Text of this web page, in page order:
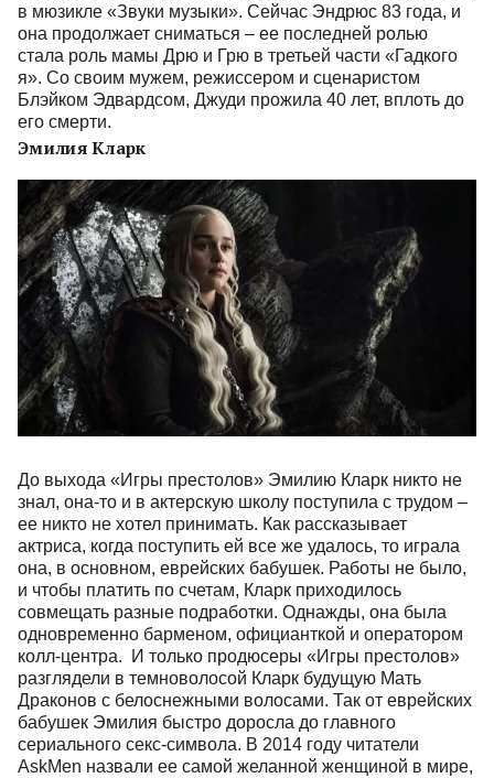
в мюзикле «Звуки музыки». Сейчас Эндрюс 83 года, и
она продолжает сниматься – ее последней ролью
стала роль мамы Дрю и Грю в третьей части «Гадкого
я». Со своим мужем, режиссером и сценаристом
Блэйком Эдвардсом, Джуди прожила 40 лет, вплоть до
его смерти.
Эмилия Кларк
До выхода «Игры престолов» Эмилию Кларк никто не
знал, она-то и в актерскую школу поступила с трудом –
ее никто не хотел принимать. Как рассказывает
актриса, когда поступить ей все же удалось, то играла
она, в основном, еврейских бабушек. Работы не было,
и чтобы платить по счетам, Кларк приходилось
совмещать разные подработки. Однажды, она была
одновременно барменом, официанткой и оператором
колл-центра. И только продюсеры «Игры престолов»
разглядели в темноволосой Кларк будущую Мать
Драконов с белоснежными волосами. Так от еврейских
бабушек Эмилия быстро доросла до главного
сериального секс-символа. В 2014 году читатели
AskMen назвали ее самой желанной женщиной в мире,